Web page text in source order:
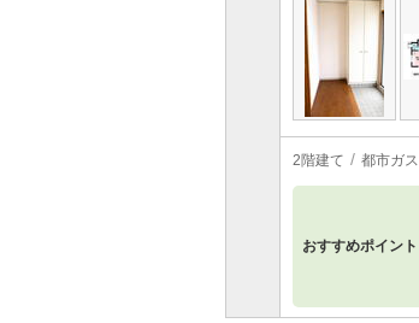
2階建て 都市ガス
おすすめポイント